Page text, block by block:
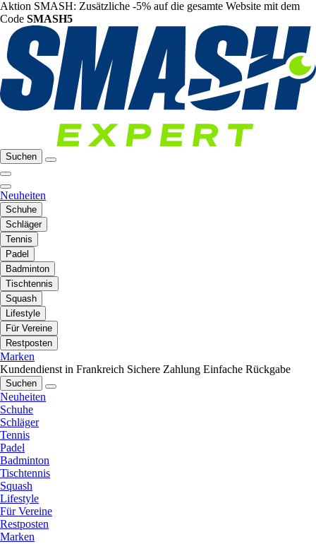
Aktion SMASH: Zusätzliche -5% auf die gesamte Website mit dem
Code SMASH5
Suchen
Neuheiten
Schuhe
Schläger
Tennis
Padel
Badminton
Tischtennis
Squash
Lifestyle
Für Vereine
Restposten
Marken
Kundendienst in Frankreich Sichere Zahlung Einfache Rückgabe
Suchen
Neuheiten
Schuhe
Schläger
Tennis
Padel
Badminton
Tischtennis
Squash
Lifestyle
Für Vereine
Restposten
Marken